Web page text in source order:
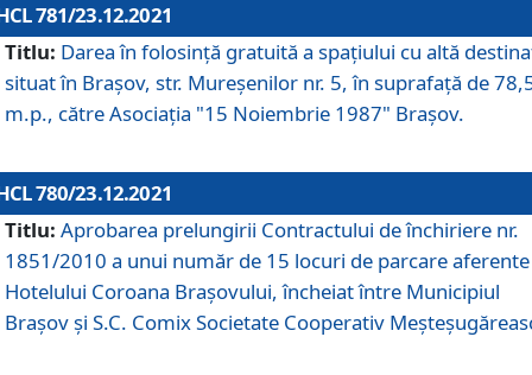
781/23.12.2021
Titlu: Darea în folosinţă gratuită a spaţiului cu altă
situat în Braşov, str. Mureşenilor nr. 5, în suprafaţă de
m.p., către Asociaţia "15 Noiembrie 1987" Braşov.
780/23.12.2021
Titlu: Aprobarea prelungirii Contractului de închiriere nr.
1851/2010 a unui număr de 15 locuri de parcare aferente
Hotelului Coroana Brașovului, încheiat între Municipiul
Braşov şi S.C. Comix Societate Cooperativ